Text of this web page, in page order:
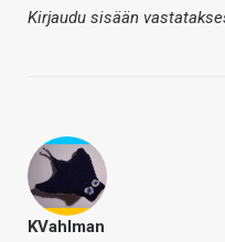
Kirjaudu sisään
KVahlman